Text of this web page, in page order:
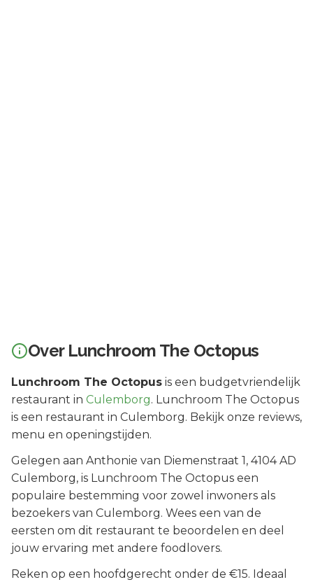
Over Lunchroom The Octopus
Lunchroom The Octopus is een budgetvriendelijk
restaurant in Culemborg. Lunchroom The Octopus
is een restaurant in Culemborg. Bekijk onze reviews,
menu en openingstijden.
Gelegen aan Anthonie van Diemenstraat 1, 4104 AD
Culemborg, is Lunchroom The Octopus een
populaire bestemming voor zowel inwoners als
bezoekers van Culemborg. Wees een van de
eersten om dit restaurant te beoordelen en deel
jouw ervaring met andere foodlovers.
Reken op een hoofdgerecht onder de €15. Ideaal